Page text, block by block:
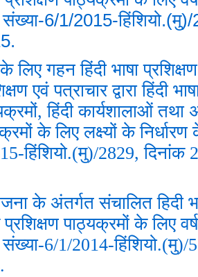
संख्‍या-6/1/2015-
लिए गहन हिंदी भाषा
एवं पत्राचार द्वारा हिंदी
हिंदी कार्यशालाओं
के लिए लक्ष्‍यों के
हिंशियो.(मु)/2829,
के अंतर्गत संचालित हिदी
पाठ्यक्रमों के लिए
संख्‍या-6/1/2014-हिंशियो.(मु)/